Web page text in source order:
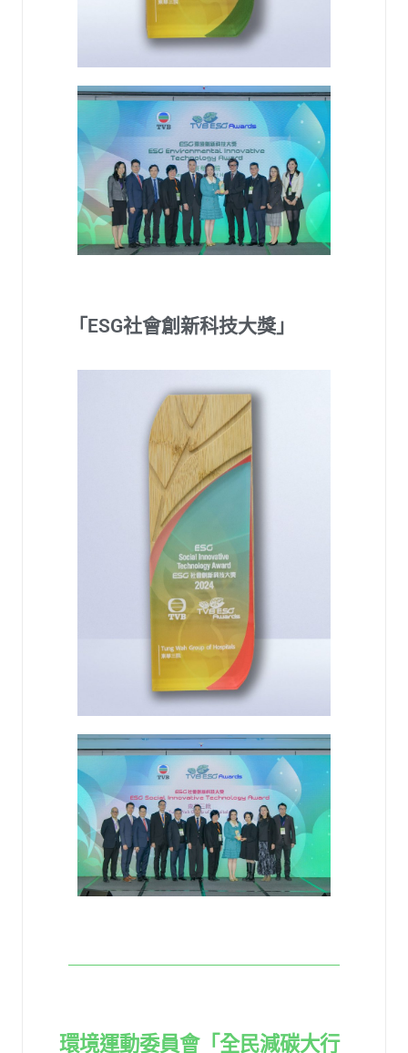
「ESG社會創新科技大獎」
環境運動委員會「全民減碳大行